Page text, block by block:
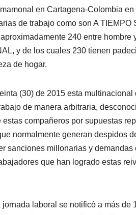
en Cartagena-Colombia
de trabajo como son A
240 entre hombre
y de los cuales 230 tienen
de hogar.
(30) de 2015 esta
de manera arbitraria,
estas compañeros por supuestas
normalmente generan despidos
sanciones millonarias y
que han logrado estas
laboral se notificó a más de